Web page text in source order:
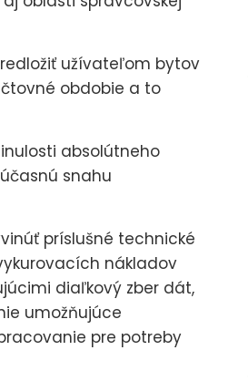
užívateľom bytov
obdobie a to
absolútneho
snahu
príslušné technické
nákladov
diaľkový zber dát,
umožňujúce
pre potreby